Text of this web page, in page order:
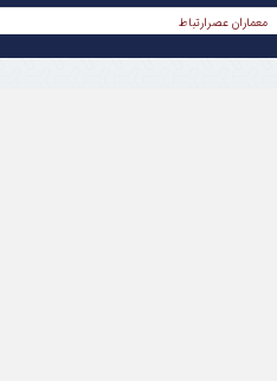
معماران عصر‌ارتباط